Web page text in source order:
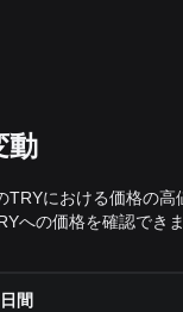
動
における価格の
への価格を確認できま
間